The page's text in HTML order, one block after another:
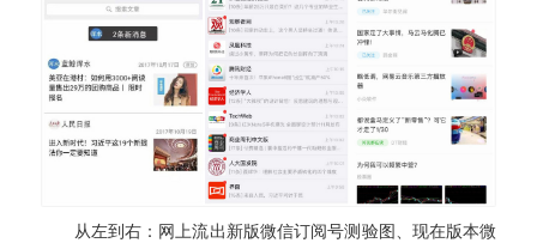
从左到右：网上流出新版微信订阅号测验图、现在版本微